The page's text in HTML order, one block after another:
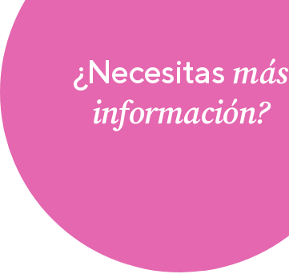
¿Necesitas más
información?